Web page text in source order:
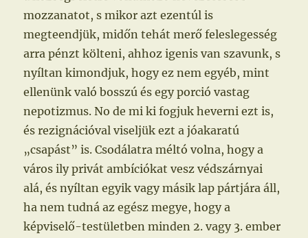
mozzanatot, s mikor azt ezentúl is
megteendjük, midőn tehát merő feleslegesség
arra pénzt költeni, ahhoz igenis van szavunk, s
nyíltan kimondjuk, hogy ez nem egyéb, mint
ellenünk való bosszú és egy porció vastag
nepotizmus. No de mi ki fogjuk heverni ezt is,
és rezignációval viseljük ezt a jóakaratú
„csapást” is. Csodálatra méltó volna, hogy a
város ily privát ambíciókat vesz védszárnyai
alá, és nyíltan egyik vagy másik lap pártjára áll,
ha nem tudná az egész megye, hogy a
képviselő-testületben minden 2. vagy 3. ember